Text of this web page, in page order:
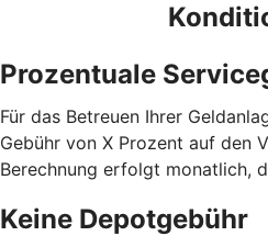
Prozentuale
Für das Betreuen Ihrer
Gebühr von X Prozent auf den
Berechnung erfolgt monatlich,
Keine Depotgebühr